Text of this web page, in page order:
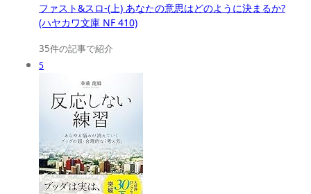
ファスト&スロ-(上) あなたの意思はどのように決まるか?
(ハヤカワ文庫 NF 410)
35件の記事で紹介
5